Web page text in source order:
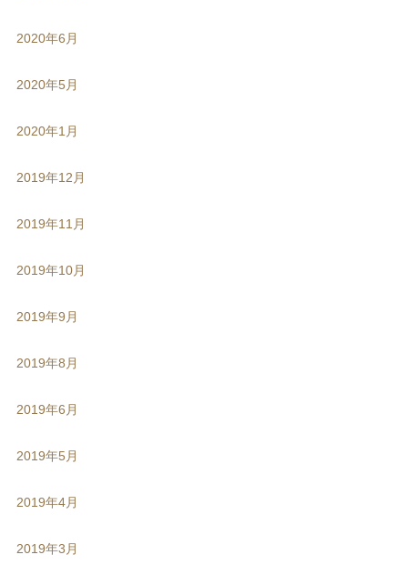
2020年6月
2020年5月
2020年1月
2019年12月
2019年11月
2019年10月
2019年9月
2019年8月
2019年6月
2019年5月
2019年4月
2019年3月